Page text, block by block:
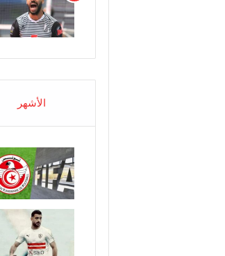
الأشهر